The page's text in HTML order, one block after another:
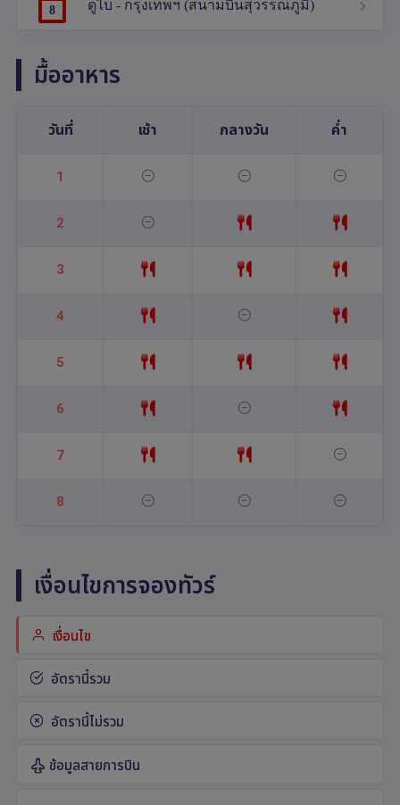
8 ดูไบ - กรุงเทพฯ (สนามบินสุวรรณภูมิ)
มื้ออาหาร
วันที่ เช้า กลางวัน ค่ำ
1
2
3
4
5
6
7
8
เงื่อนไขการจองทัวร์
เงื่อนไข
อัตรานี้รวม
อัตรานี้ไม่รวม
ข้อมูลสายการบิน